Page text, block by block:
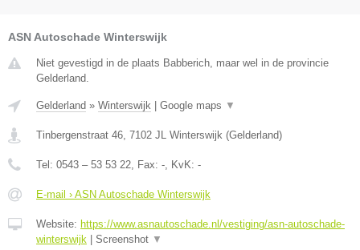
ASN Autoschade Winterswijk
Niet gevestigd in de plaats Babberich, maar wel in de provincie
Gelderland.
Gelderland » Winterswijk Google maps ▼
Tinbergenstraat 46, 7102 JL Winterswijk (Gelderland)
Tel: 0543 – 53 53 22, Fax: -, KvK: -
E-mail › ASN Autoschade Winterswijk
Website: https://www.asnautoschade.nl/vestiging/asn-autoschade-
winterswijk
Screenshot ▼